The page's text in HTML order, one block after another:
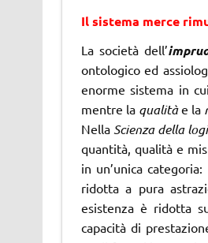
Il sistema merce
La società dell’
ontologico ed
enorme sistema in
mentre la qualitàe la
Nella Scienza della
quantità, qualità e
in un’unica categoria:
ridotta a pura
esistenza è ridotta
capacità di